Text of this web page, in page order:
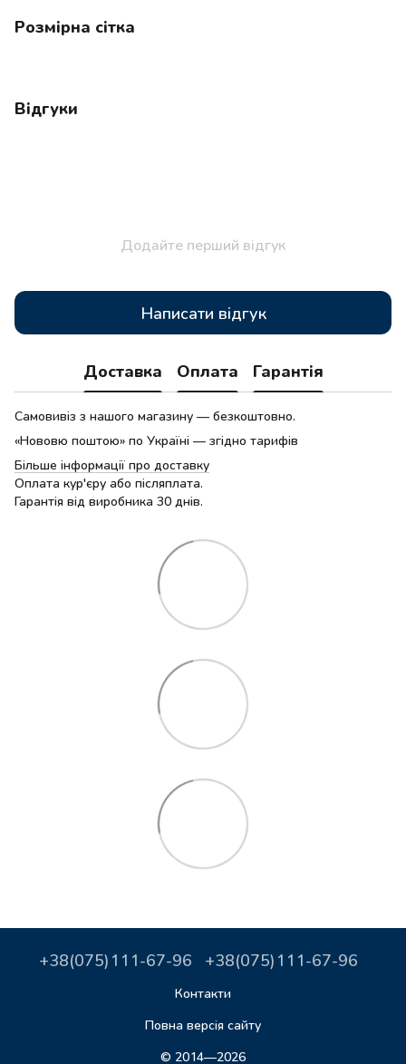
Розмірна сітка
Відгуки
Додайте перший відгук
Написати відгук
Доставка Оплата Гарантія
Самовивіз з нашого магазину — безкоштовно.
«Нововю поштою» по Україні — згідно тарифів
Більше інформації про доставку
Оплата кур'єру або післяплата.
Гарантія від виробника 30 днів.
+38(075)111-67-96 +38(075)111-67-96
Контакти
Повна версія сайту
© 2014—2026